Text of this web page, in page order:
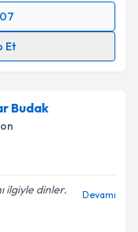
Et
bilgilendireceğiz.
Budak
ilgiyle dinler.
Devamı